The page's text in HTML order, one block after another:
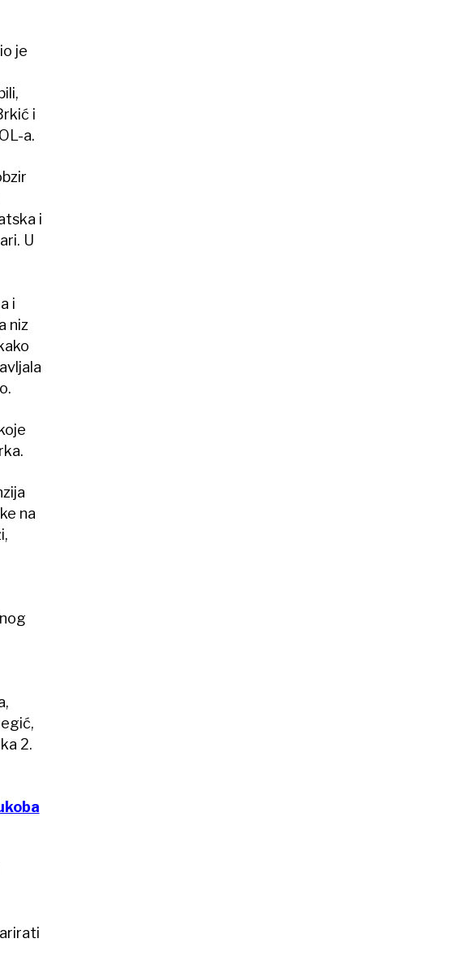
je
i
a.
i
U
i
niz
na
2.